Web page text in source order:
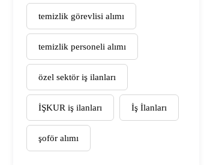
temizlik görevlisi alımı
temizlik personeli alımı
özel sektör iş ilanları
İŞKUR iş ilanları İş İlanları
şoför alımı